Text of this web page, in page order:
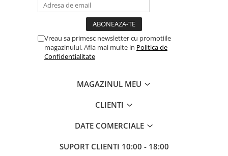
Case-uri de lumini
Comenzi si controllere
Ecrane LED
Vreau sa primesc newsletter cu promotiile
magazinului. Afla mai multe in Politica de
Confidentialitate
MAGAZINUL MEU
CLIENTI
DATE COMERCIALE
SUPORT CLIENTI 10:00 - 18:00